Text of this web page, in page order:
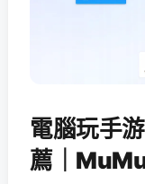
電腦玩手
薦｜